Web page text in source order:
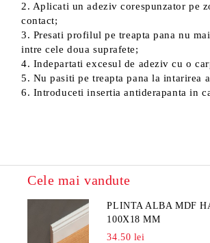
2. Aplicati un adeziv corespunzator pe
contact;
3. Presati profilul pe treapta pana nu
intre cele doua suprafete;
4. Indepartati excesul de adeziv cu o
5. Nu pasiti pe treapta pana la intarirea
6. Introduceti insertia antiderapanta in
Cele mai vandute
PLINTA ALBA MDF
100X18 MM
34.50 lei